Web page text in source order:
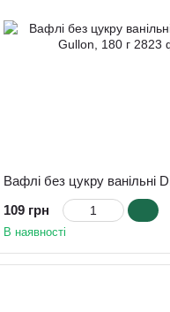
109 грн
В наявності